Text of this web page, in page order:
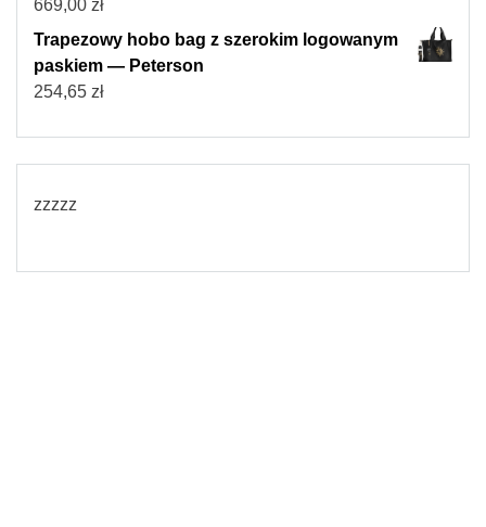
669,00 zł
Trapezowy hobo bag z szerokim logowanym
paskiem — Peterson
254,65 zł
zzzzz